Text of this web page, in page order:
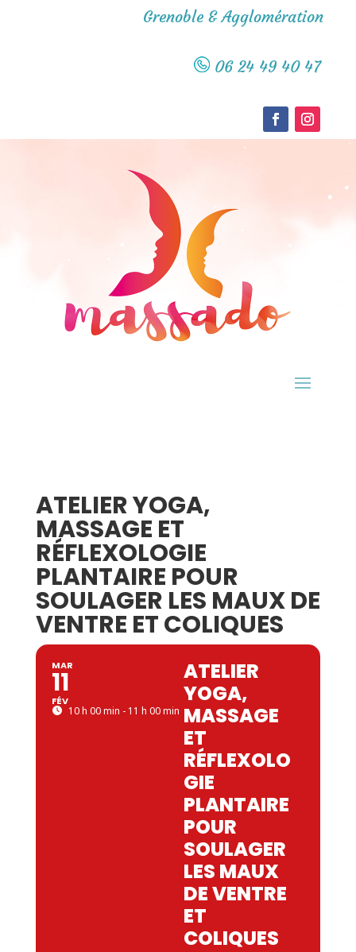
Grenoble & Agglomération
06 24 49 40 47
ATELIER YOGA,
MASSAGE ET
RÉFLEXOLOGIE
PLANTAIRE POUR
SOULAGER LES MAUX DE
VENTRE ET COLIQUES
MAR
11
FÉV
10 h 00 min - 11 h 00 min
ATELIER
YOGA,
MASSAGE
ET
RÉFLEXOLO
GIE
PLANTAIRE
POUR
SOULAGER
LES MAUX
DE VENTRE
ET
COLIQUES